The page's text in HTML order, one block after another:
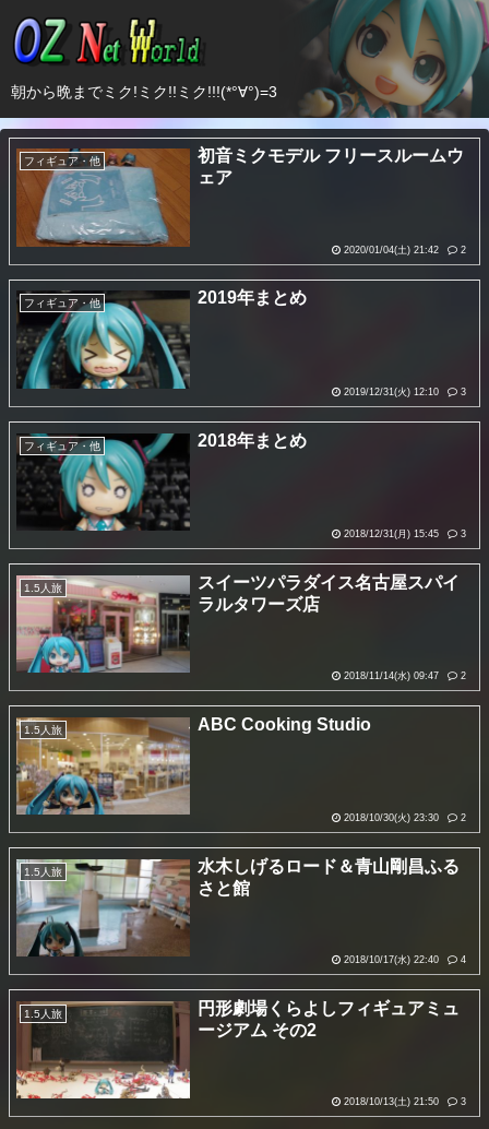
朝から晩までミク!ミク!!ミク!!!(*°∀°)=3
フィギュア・他
初音ミクモデル フリースルームウ
ェア
2020/01/04(土) 21:42 2
フィギュア・他 2019年まとめ
2019/12/31(火) 12:10 3
フィギュア・他 2018年まとめ
2018/12/31(月) 15:45 3
1.5人旅
スイーツパラダイス名古屋スパイ
ラルタワーズ店
2018/11/14(水) 09:47 2
1.5人旅 ABC Cooking Studio
2018/10/30(火) 23:30 2
1.5人旅
水木しげるロード＆青山剛昌ふる
さと館
2018/10/17(水) 22:40 4
1.5人旅
円形劇場くらよしフィギュアミュ
ージアム その2
2018/10/13(土) 21:50 3